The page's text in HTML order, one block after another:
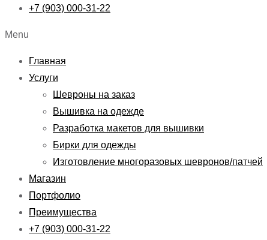
+7 (903) 000-31-22
Menu
Главная
Услуги
Шевроны на заказ
Вышивка на одежде
Разработка макетов для вышивки
Бирки для одежды
Изготовление многоразовых шевронов/патчей
Магазин
Портфолио
Преимущества
+7 (903) 000-31-22